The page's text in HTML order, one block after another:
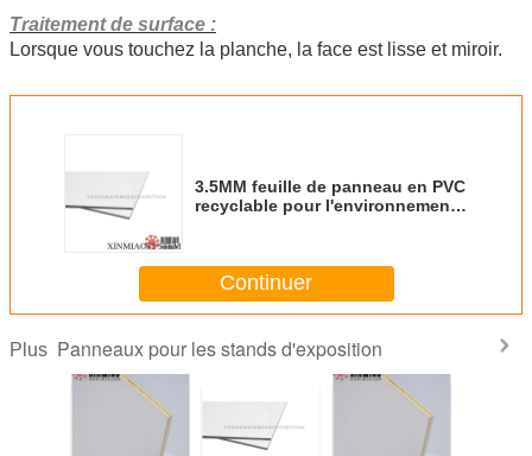
Traitement de surface :
Lorsque vous touchez la planche, la face est lisse et miroir.
3.5MM feuille de panneau en PVC
recyclable pour l'environnement,
Continuer
Plus Panneaux pour les stands d'exposition